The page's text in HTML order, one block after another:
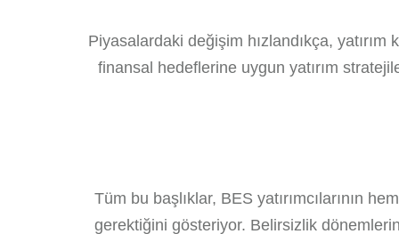
Piyasalardaki değişim hızlandıkça, yatırım
finansal hedeflerine uygun yatırım
Tüm bu başlıklar, BES yatırımcılarının
gerektiğini gösteriyor. Belirsizlik